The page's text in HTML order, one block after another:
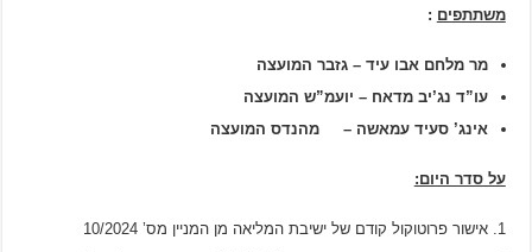
משתתפים :
מר מלחם אבו עיד – גזבר המועצה
עו”ד נג’יב מדאח – יועמ”ש המועצה
אינג’ סעיד עמאשה – מהנדס המועצה
על סדר היום:
אישור פרוטוקול קודם של ישיבת המליאה מן המניין מס’ 10/2024